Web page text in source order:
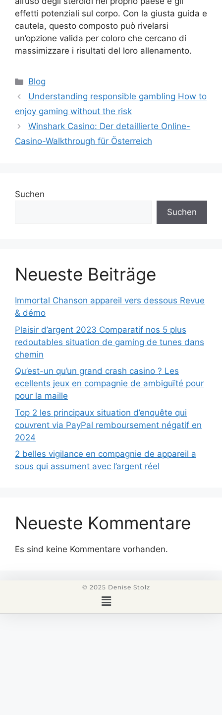
effetti potenziali sul corpo. Con la giusta guida e
cautela, questo composto può rivelarsi
un’opzione valida per coloro che cercano di
massimizzare i risultati del loro allenamento.
Blog
Understanding responsible gambling How to
enjoy gaming without the risk
Winshark Casino: Der detaillierte Online-
Casino-Walkthrough für Österreich
Suchen
Suchen
Neueste Beiträge
Immortal Chanson appareil vers dessous Revue
& démo
Plaisir d’argent 2023 Comparatif nos 5 plus
redoutables situation de gaming de tunes dans
chemin
Qu’est-un qu’un grand crash casino ? Les
ecellents jeux en compagnie de ambiguïté pour
pour la maille
Top 2 les principaux situation d’enquête qui
couvrent via PayPal remboursement négatif en
2024
2 belles vigilance en compagnie de appareil a
sous qui assument avec l’argent réel
Neueste Kommentare
Es sind keine Kommentare vorhanden.
© 2025 Denise Stolz